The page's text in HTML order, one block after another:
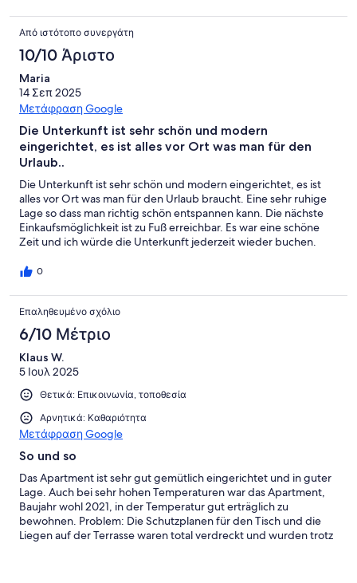
Από ιστότοπο συνεργάτη
10/10 Άριστο
Maria
14 Σεπ 2025
Μετάφραση Google
Die Unterkunft ist sehr schön und modern
eingerichtet, es ist alles vor Ort was man für den
Urlaub..
Die Unterkunft ist sehr schön und modern eingerichtet, es ist
alles vor Ort was man für den Urlaub braucht. Eine sehr ruhige
Lage so dass man richtig schön entspannen kann. Die nächste
Einkaufsmöglichkeit ist zu Fuß erreichbar. Es war eine schöne
Zeit und ich würde die Unterkunft jederzeit wieder buchen.
0
Επαληθευμένο σχόλιο
6/10 Μέτριο
Klaus W.
5 Ιουλ 2025
Θετικά: Επικοινωνία, τοποθεσία
Αρνητικά: Καθαριότητα
Μετάφραση Google
So und so
Das Apartment ist sehr gut gemütlich eingerichtet und in guter
Lage. Auch bei sehr hohen Temperaturen war das Apartment,
Baujahr wohl 2021, in der Temperatur gut erträglich zu
bewohnen. Problem: Die Schutzplanen für den Tisch und die
Liegen auf der Terrasse waren total verdreckt und wurden trotz